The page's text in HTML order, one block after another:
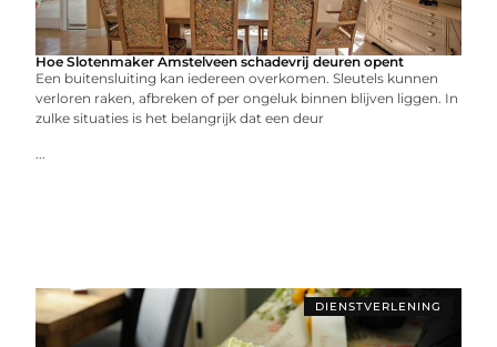
Hoe Slotenmaker Amstelveen schadevrij deuren opent
Een buitensluiting kan iedereen overkomen. Sleutels kunnen
verloren raken, afbreken of per ongeluk binnen blijven liggen. In
zulke situaties is het belangrijk dat een deur
...
DIENSTVERLENING